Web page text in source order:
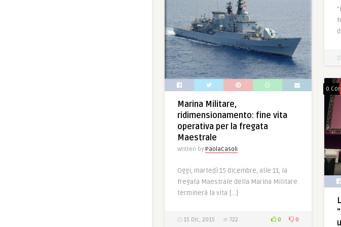
Marina Militare,
ridimensionamento: fine vita
operativa per la fregata
Maestrale
Written by PaolaCasoli
Oggi, martedì 15 dicembre, alle 11, la
fregata Maestrale della Marina Militare
terminerà la vita […]
15 Dic, 2015 722 0 0
0